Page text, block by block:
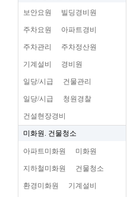
보안요원 빌딩경비원
주차요원 아파트경비
주차관리 주차정산원
기계설비 경비원
일당/시급 건물관리
일당/시급 청원경찰
건설현장경비
미화원. 건물청소
아파트미화원 미화원
지하철미화원 건물청소
환경미화원 기계설비